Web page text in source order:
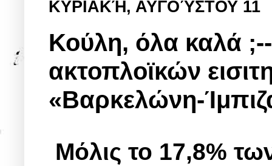
ΚΥΡΙΑΚΉ, ΑΥΓΟΎΣΤΟΥ 11
Κούλη, όλα καλά ;--
ακτοπλοϊκών
«Βαρκελώνη-
Μόλις το 17,8%